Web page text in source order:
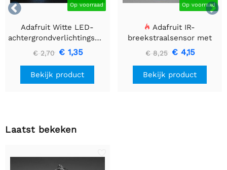

 Op voorraad
Adafruit Witte LED-
achtergrondverlichtingsmodule
- Klein 12 mm x 40 mm
€ 2,70 € 1,35
Bekijk product
Op voorraad
Adafruit IR-
breekstraalsensor met
premium draadheader
header einden - 5 mm
LED's
€ 8,25 € 4,15
Bekijk product
Laatst bekeken